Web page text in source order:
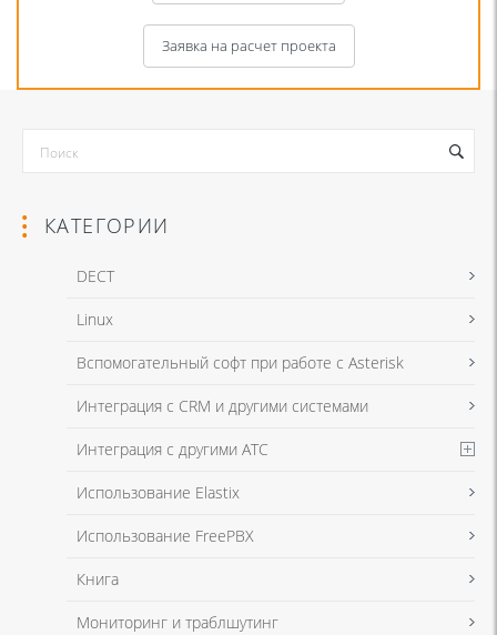
Я даю согласие на обработку моих персональных данных для связи
в соответствии с Политикой в отношении обработки персональных
Заявка на расчет проекта
Я даю согласие на обработку моих персональных данных для связи
в соответствии с Политикой в отношении обработки персональных
КАТЕГОРИИ
DECT
Linux
Вспомогательный софт при работе с Asterisk
Интеграция с CRM и другими системами
Интеграция с другими АТС
Использование Elastix
Использование FreePBX
Книга
Мониторинг и траблшутинг